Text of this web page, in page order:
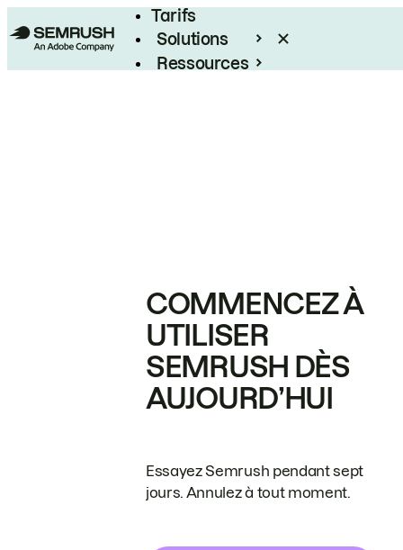
Tarifs
Solutions
Ressources
COMMENCEZ À
UTILISER
SEMRUSH DÈS
AUJOURD’HUI
Essayez Semrush pendant sept
jours. Annulez à tout moment.